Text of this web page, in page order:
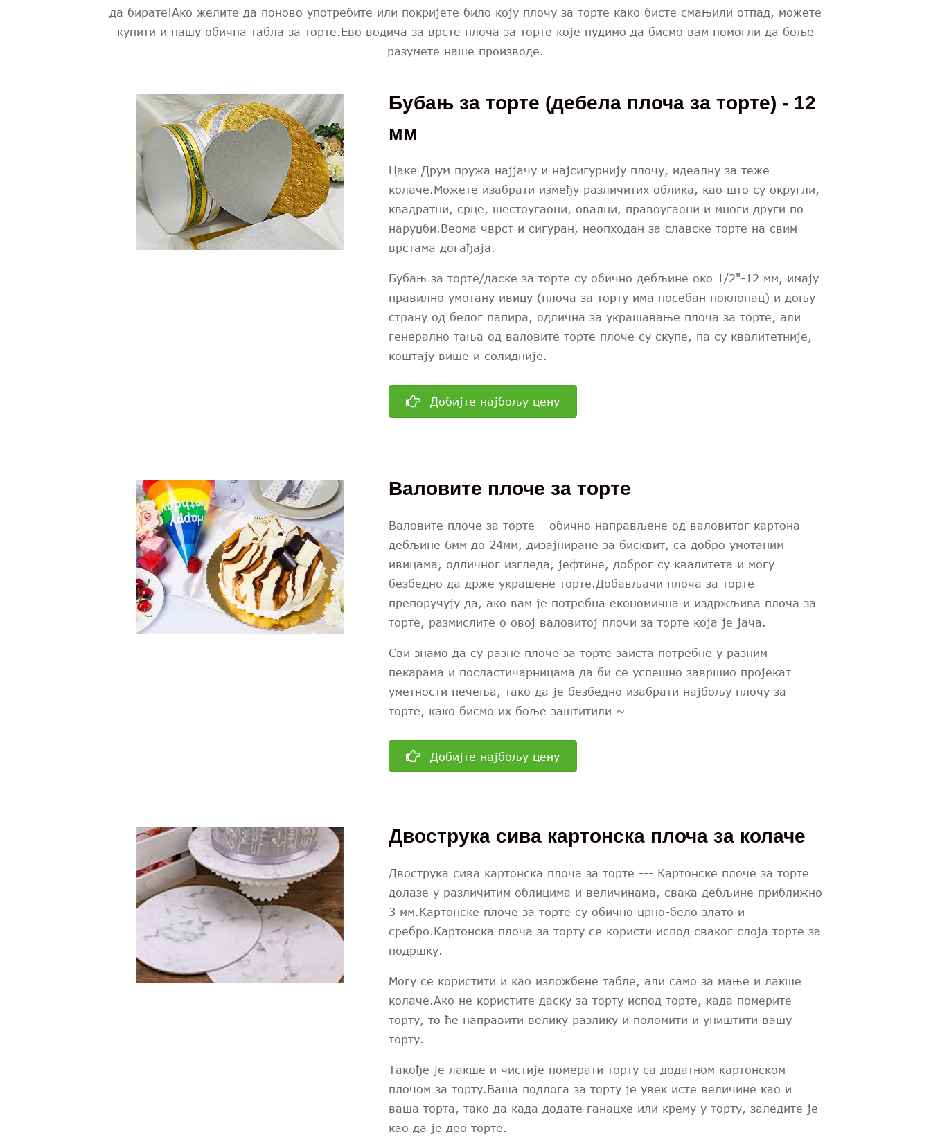
да бирате!Ако желите да поново употребите или покријете било коју плочу за торте како бисте смањили отпад, можете
купити и нашу обична табла за торте.Ево водича за врсте плоча за торте које нудимо да бисмо вам помогли да боље
разумете наше производе.
Бубањ за торте (дебела плоча за торте) - 12
мм
Цаке Друм пружа најјачу и најсигурнију плочу, идеалну за теже
колаче.Можете изабрати између различитих облика, као што су округли,
квадратни, срце, шестоугаони, овални, правоугаони и многи други по
наруџби.Веома чврст и сигуран, неопходан за славске торте на свим
врстама догађаја.
Бубањ за торте/даске за торте су обично дебљине око 1/2"-12 мм, имају
правилно умотану ивицу (плоча за торту има посебан поклопац) и доњу
страну од белог папира, одлична за украшавање плоча за торте, али
генерално тања од валовите торте плоче су скупе, па су квалитетније,
коштају више и солидније.
Добијте најбољу цену
Валовите плоче за торте
Валовите плоче за торте---обично направљене од валовитог картона
дебљине 6мм до 24мм, дизајниране за бисквит, са добро умотаним
ивицама, одличног изгледа, јефтине, доброг су квалитета и могу
безбедно да држе украшене торте.Добављачи плоча за торте
препоручују да, ако вам је потребна економична и издржљива плоча за
торте, размислите о овој валовитој плочи за торте која је јача.
Сви знамо да су разне плоче за торте заиста потребне у разним
пекарама и посластичарницама да би се успешно завршио пројекат
уметности печења, тако да је безбедно изабрати најбољу плочу за
торте, како бисмо их боље заштитили ~
Добијте најбољу цену
Двострука сива картонска плоча за колаче
Двострука сива картонска плоча за торте --- Картонске плоче за торте
долазе у различитим облицима и величинама, свака дебљине приближно
3 мм.Картонске плоче за торте су обично црно-бело злато и
сребро.Картонска плоча за торту се користи испод сваког слоја торте за
подршку.
Могу се користити и као изложбене табле, али само за мање и лакше
колаче.Ако не користите даску за торту испод торте, када померите
торту, то ће направити велику разлику и поломити и уништити вашу
торту.
Такође је лакше и чистије померати торту са додатном картонском
плочом за торту.Ваша подлога за торту је увек исте величине као и
ваша торта, тако да када додате ганацхе или крему у торту, заледите је
као да је део торте.